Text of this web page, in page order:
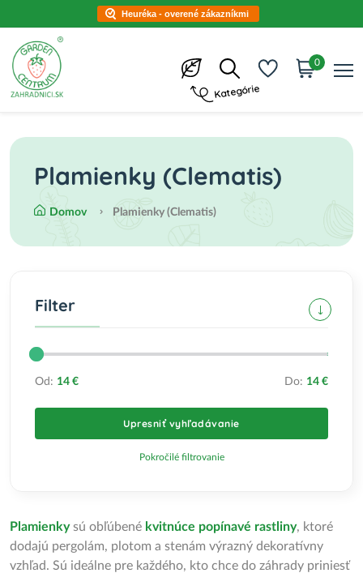
Heuréka - overené zákazníkmi
Kategórie
0
Plamienky (Clematis)
Domov Plamienky (Clematis)
Filter
Od: 14 € Do: 14 €
Upresniť vyhľadávanie
Pokročilé filtrovanie
Plamienkysú obľúbené kvitnúce popínavé rastliny, ktoré
dodajú pergolám, plotom a stenám výrazný dekoratívny
vzhľad. Sú ideálne pre každého, kto chce do záhrady priniesť